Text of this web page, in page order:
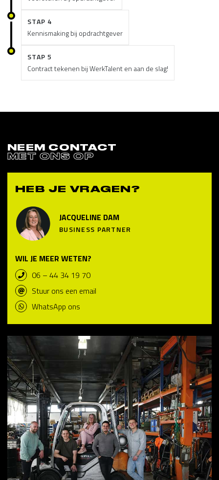
STAP 4
Kennismaking bij opdrachtgever
STAP 5
Contract tekenen bij WerkTalent en aan de slag!
NEEM CONTACT
MET ONS OP
HEB JE VRAGEN?
JACQUELINE DAM
BUSINESS PARTNER
WIL JE MEER WETEN?
06 – 44 34 19 70
Stuur ons een email
WhatsApp ons